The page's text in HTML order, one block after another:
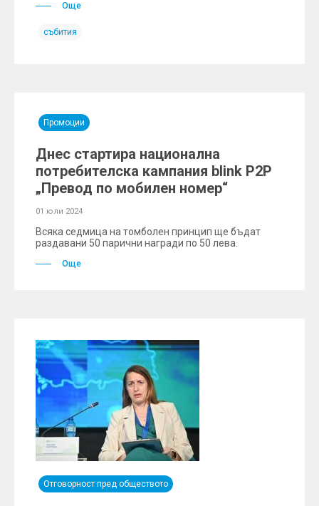
Още
събития
Промоции
Днес стартира национална
потребителска кампания blink P2P
„Превод по мобилен номер“
01 юли 2024
Всяка седмица на томболен принцип ще бъдат
раздавани 50 парични награди по 50 лева.
Още
Отговорност пред обществото